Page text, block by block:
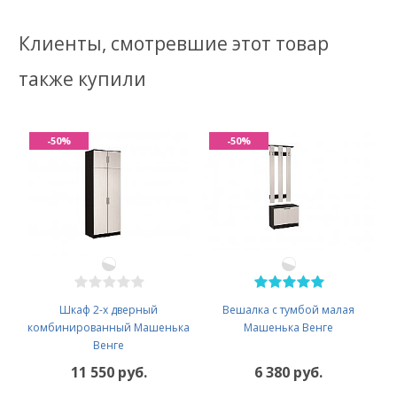
Клиенты, смотревшие этот товар
также купили
Шкаф 2-х дверный
комбинированный Машенька
Венге
11 550 руб.
-50%
Вешалка с тумбой малая
Машенька Венге
6 380 руб.
-50%